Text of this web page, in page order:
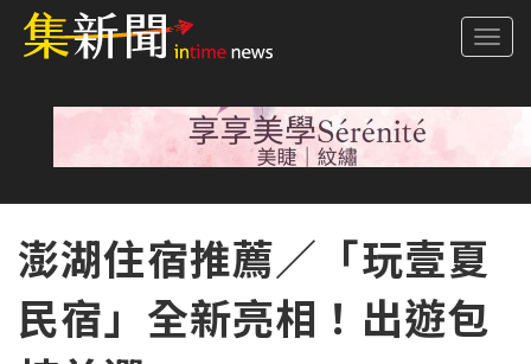
澎湖住宿推薦／「玩壹夏
民宿」全新亮相！出遊包